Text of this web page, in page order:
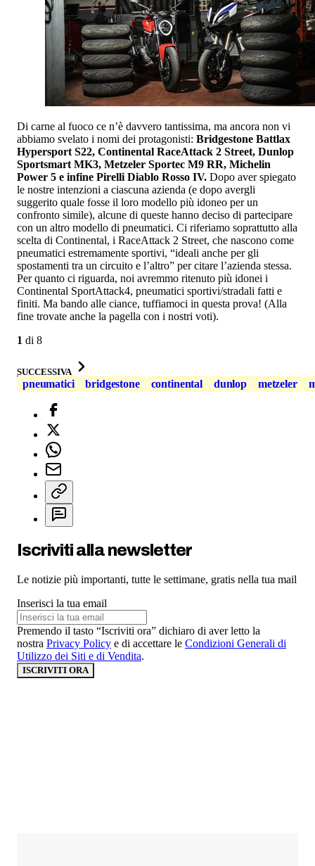
Di carne al fuoco ce n’è davvero tantissima, ma ancora non vi
abbiamo svelato i nomi dei protagonisti: Bridgestone Battlax
Hypersport S22, Continental RaceAttack 2 Street, Dunlop
Sportsmart MK3, Metzeler Sportec M9 RR, Michelin
Power 5 e infine Pirelli Diablo Rosso IV. Dopo aver spiegato
le nostre intenzioni a ciascuna azienda (e dopo avergli
suggerito quale fosse il loro modello più idoneo per un
confronto simile), alcune di queste hanno deciso di partecipare
con un altro modello di pneumatici. Ci riferiamo soprattutto alla
scelta di Continental, i RaceAttack 2 Street, che nascono come
pneumatici estremamente sportivi, “ideali anche per gli
spostamenti tra un circuito e l’altro” per citare l’azienda stessa.
Per quanto ci riguarda, noi avremmo ritenuto più idonei i
Continental SportAttack4, pneumatici sportivi/stradali fatti e
finiti. Ma bando alle ciance, tuffiamoci in questa prova! (Alla
fine trovate anche la pagella con i nostri voti).
1 di 8
SUCCESSIVA
pneumatici bridgestone continental dunlop metzeler
Iscriviti alla newsletter
Le notizie più importanti, tutte le settimane, gratis nella tua mail
Inserisci la tua email
Premendo il tasto “Iscriviti ora” dichiaro di aver letto la
nostra Privacy Policy e di accettare le Condizioni Generali di
Utilizzo dei Siti e di Vendita.
ISCRIVITI ORA